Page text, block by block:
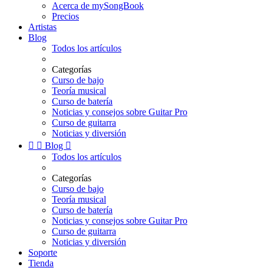
Acerca de mySongBook
Precios
Artistas
Blog
Todos los artículos
Categorías
Curso de bajo
Teoría musical
Curso de batería
Noticias y consejos sobre Guitar Pro
Curso de guitarra
Noticias y diversión
  Blog 
Todos los artículos
Categorías
Curso de bajo
Teoría musical
Curso de batería
Noticias y consejos sobre Guitar Pro
Curso de guitarra
Noticias y diversión
Soporte
Tienda